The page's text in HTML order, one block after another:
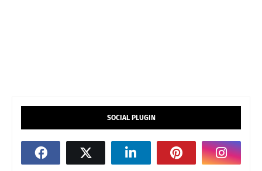
SOCIAL PLUGIN